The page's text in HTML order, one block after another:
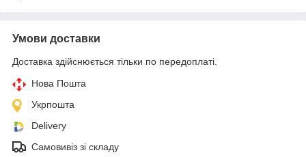
Умови доставки
Доставка здійснюється тільки по передоплаті.
Нова Пошта
Укрпошта
Delivery
Самовивіз зі складу